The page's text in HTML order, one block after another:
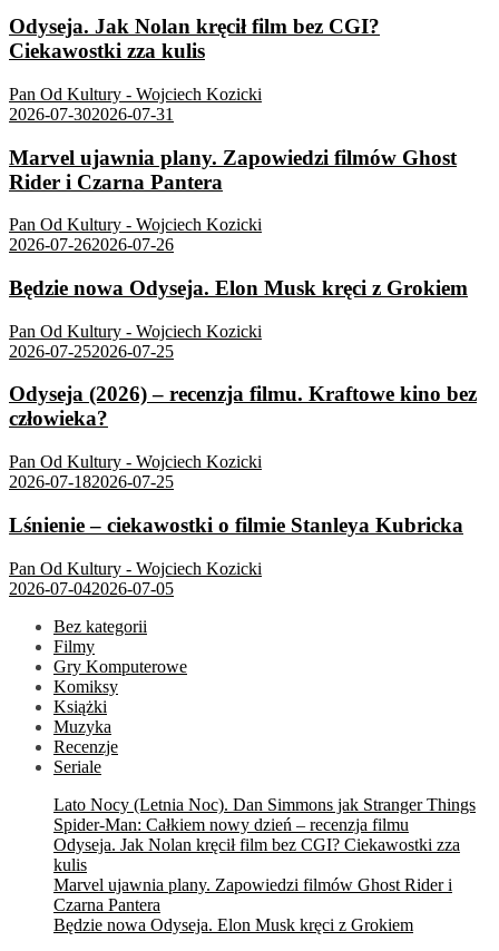
Odyseja. Jak Nolan kręcił film bez CGI?
Ciekawostki zza kulis
Pan Od Kultury - Wojciech Kozicki
2026-07-302026-07-31
Marvel ujawnia plany. Zapowiedzi filmów Ghost
Rider i Czarna Pantera
Pan Od Kultury - Wojciech Kozicki
2026-07-262026-07-26
Będzie nowa Odyseja. Elon Musk kręci z Grokiem
Pan Od Kultury - Wojciech Kozicki
2026-07-252026-07-25
Odyseja (2026) – recenzja filmu. Kraftowe kino bez
człowieka?
Pan Od Kultury - Wojciech Kozicki
2026-07-182026-07-25
Lśnienie – ciekawostki o filmie Stanleya Kubricka
Pan Od Kultury - Wojciech Kozicki
2026-07-042026-07-05
Bez kategorii
Filmy
Gry Komputerowe
Komiksy
Książki
Muzyka
Recenzje
Seriale
Lato Nocy (Letnia Noc). Dan Simmons jak Stranger Things
Spider-Man: Całkiem nowy dzień – recenzja filmu
Odyseja. Jak Nolan kręcił film bez CGI? Ciekawostki zza
kulis
Marvel ujawnia plany. Zapowiedzi filmów Ghost Rider i
Czarna Pantera
Będzie nowa Odyseja. Elon Musk kręci z Grokiem